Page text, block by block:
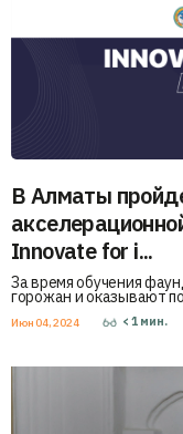
В Алматы
Innovate for i...
За время обучения
горожан и оказывают
Июн 04, 2024 < 1 мин.